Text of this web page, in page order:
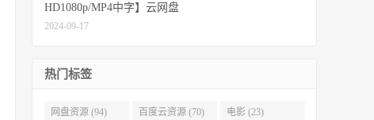
HD1080p/MP4中字】云网盘
2024-09-17
热门标签
网盘资源 (94) 百度云资源 (70) 电影 (23)